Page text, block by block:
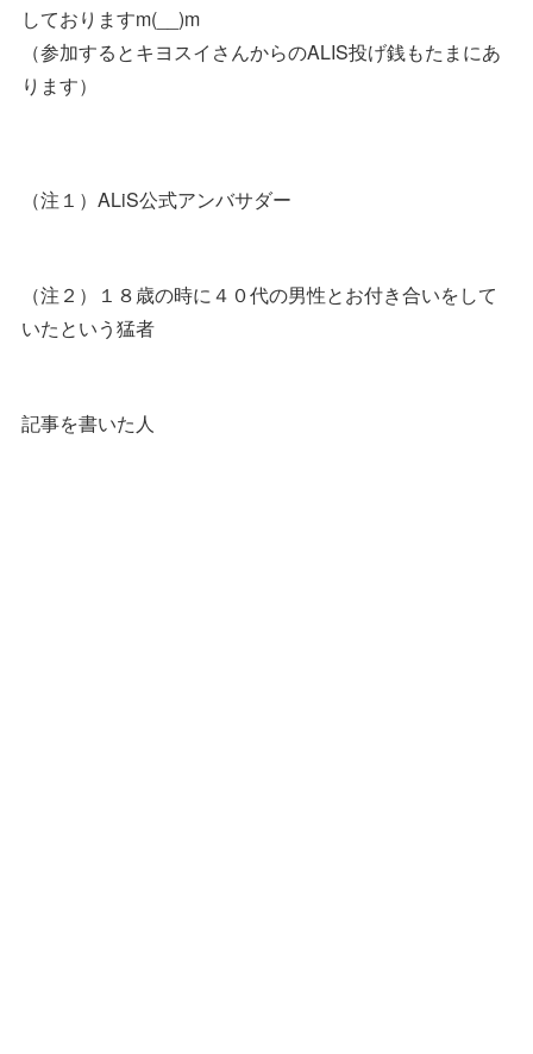
しておりますm(__)m
（参加するとキヨスイさんからのALIS投げ銭もたまにあ
ります）
（注１）ALiS公式アンバサダー
（注２）１８歳の時に４０代の男性とお付き合いをして
いたという猛者
記事を書いた人